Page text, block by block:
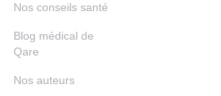
Nos conseils santé
Blog médical de
Qare
Nos auteurs